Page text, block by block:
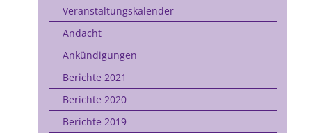
Veranstaltungskalender
Andacht
Ankündigungen
Berichte 2021
Berichte 2020
Berichte 2019